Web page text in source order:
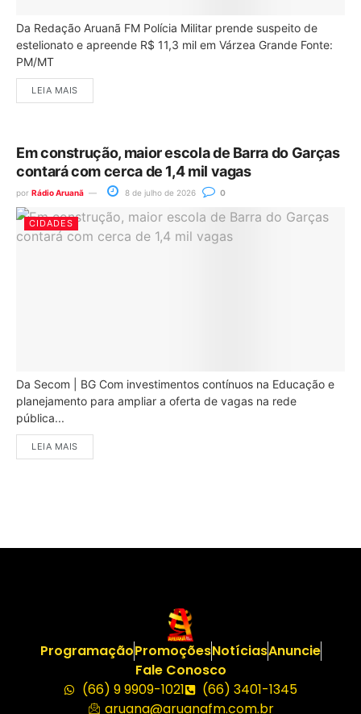
Da Redação Aruanã FM Polícia Militar prende suspeito de
estelionato e apreende R$ 11,3 mil em Várzea Grande Fonte:
PM/MT
LEIA MAIS
Em construção, maior escola de Barra do Garças
contará com cerca de 1,4 mil vagas
por Rádio Aruanã 8 de julho de 2026 0
CIDADES
Da Secom | BG Com investimentos contínuos na Educação e
planejamento para ampliar a oferta de vagas na rede
pública...
LEIA MAIS
ProgramaçãoPromoçõesNotíciasAnuncie
Fale Conosco
(66) 9 9909-1021
(66) 3401-1345
aruana@aruanafm.com.br